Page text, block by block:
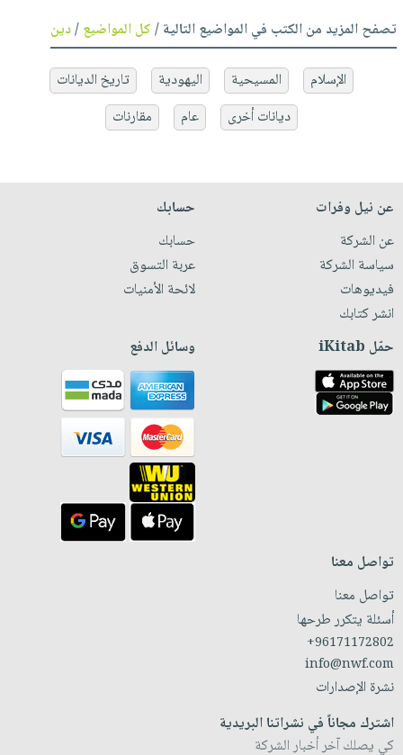
تصفح المزيد من الكتب في المواضيع التالية /كل المواضيع/دين
الإسلام المسيحية اليهودية
تاريخ الديانات
ديانات أخرى
عام مقارنات
عن نيل وفرات
عن الشركة
سياسة الشركة
فيديوهات
انشر كتابك
حسابك
حسابك
عربة التسوق
لائحة الأمنيات
حمّل iKitab وسائل الدفع
تواصل معنا
تواصل معنا
أسئلة يتكرر طرحها
+96171172802
info@nwf.com
نشرة الإصدارات
اشترك مجاناً في نشراتنا البريدية
كي يصلك آخر أخبار الشركة